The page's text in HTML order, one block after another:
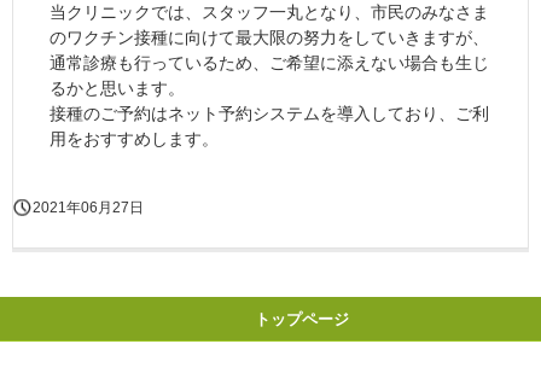
当クリニックでは、スタッフ一丸となり、市民のみなさま
のワクチン接種に向けて最大限の努力をしていきますが、
通常診療も行っているため、ご希望に添えない場合も生じ
るかと思います。
接種のご予約はネット予約システムを導入しており、ご利
用をおすすめします。
2021年06月27日
トップページ